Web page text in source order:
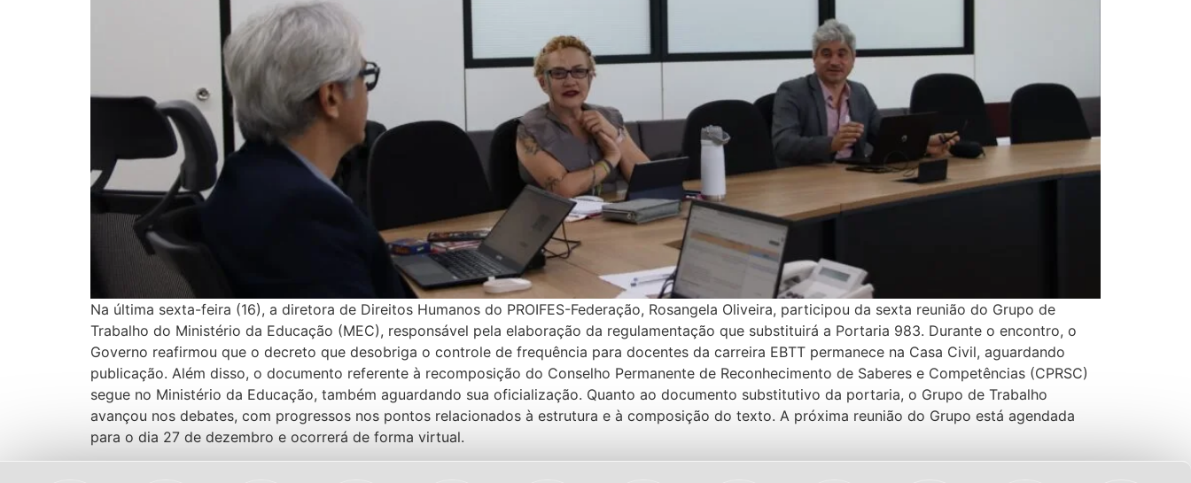
Na última sexta-feira (16), a diretora de Direitos Humanos do PROIFES-Federação, Rosangela Oliveira, participou da sexta reunião do Grupo de
Trabalho do Ministério da Educação (MEC), responsável pela elaboração da regulamentação que substituirá a Portaria 983. Durante o encontro, o
Governo reafirmou que o decreto que desobriga o controle de frequência para docentes da carreira EBTT permanece na Casa Civil, aguardando
publicação. Além disso, o documento referente à recomposição do Conselho Permanente de Reconhecimento de Saberes e Competências (CPRSC)
segue no Ministério da Educação, também aguardando sua oficialização. Quanto ao documento substitutivo da portaria, o Grupo de Trabalho
avançou nos debates, com progressos nos pontos relacionados à estrutura e à composição do texto. A próxima reunião do Grupo está agendada
para o dia 27 de dezembro e ocorrerá de forma virtual.